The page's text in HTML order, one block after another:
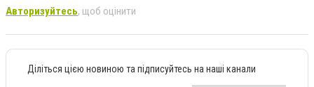
Авторизуйтесь, щоб оцінити
Діліться цією новиною та підписуйтесь на наші канали